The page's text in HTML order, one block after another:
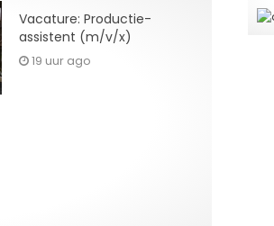
Vacature: Productie-
assistent (m/v/x)
19 uur ago